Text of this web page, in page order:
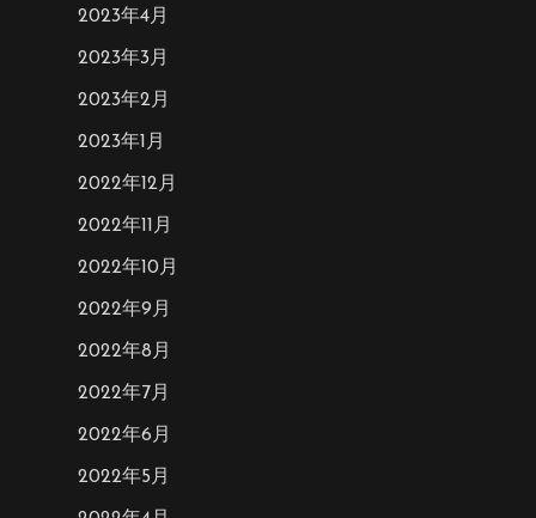
2023年4月
2023年3月
2023年2月
2023年1月
2022年12月
2022年11月
2022年10月
2022年9月
2022年8月
2022年7月
2022年6月
2022年5月